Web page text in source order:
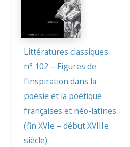
Littératures classiques
n° 102 – Figures de
l’inspiration dans la
poésie et la poétique
françaises et néo-latines
(fin XVIe – début XVIIIe
siècle)